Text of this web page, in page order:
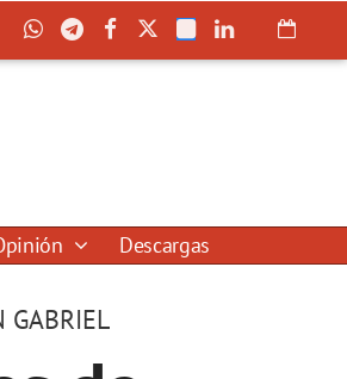
Descargas
GABRIEL